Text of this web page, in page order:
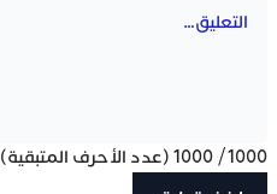
1000
/
1000 (عدد الأحرف المتبقية)